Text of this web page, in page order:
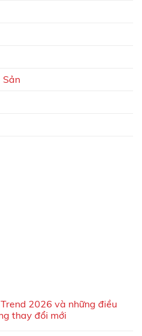
Sản
2026 và những điều
thay đổi mới